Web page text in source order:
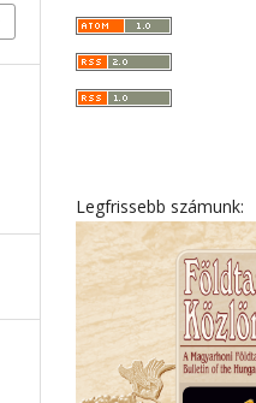
Legfrissebb számunk: